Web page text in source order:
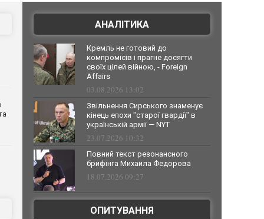
АНАЛІТИКА
Кремль не готовий до
компромісів і прагне досягти
своїх цілей війною, - Foreign
Affairs
03.08.2026 13:02
Звільнення Сирського знаменує
кінець епохи "старої гвардії" в
українській армії — NYT
23.07.2026 10:32
Повний текст резонансного
брифінга Михайла Федорова
18.07.2026 09:27
ОПИТУВАННЯ